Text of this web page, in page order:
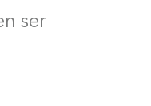
ser